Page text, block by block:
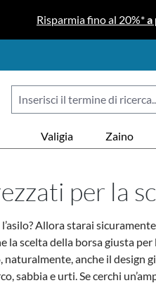
Risparmia fino al 20%*a
Valigia Zaino
per la
Allora starai
la scelta della borsa giusta
anche il
sabbia e urti. Se cerchi